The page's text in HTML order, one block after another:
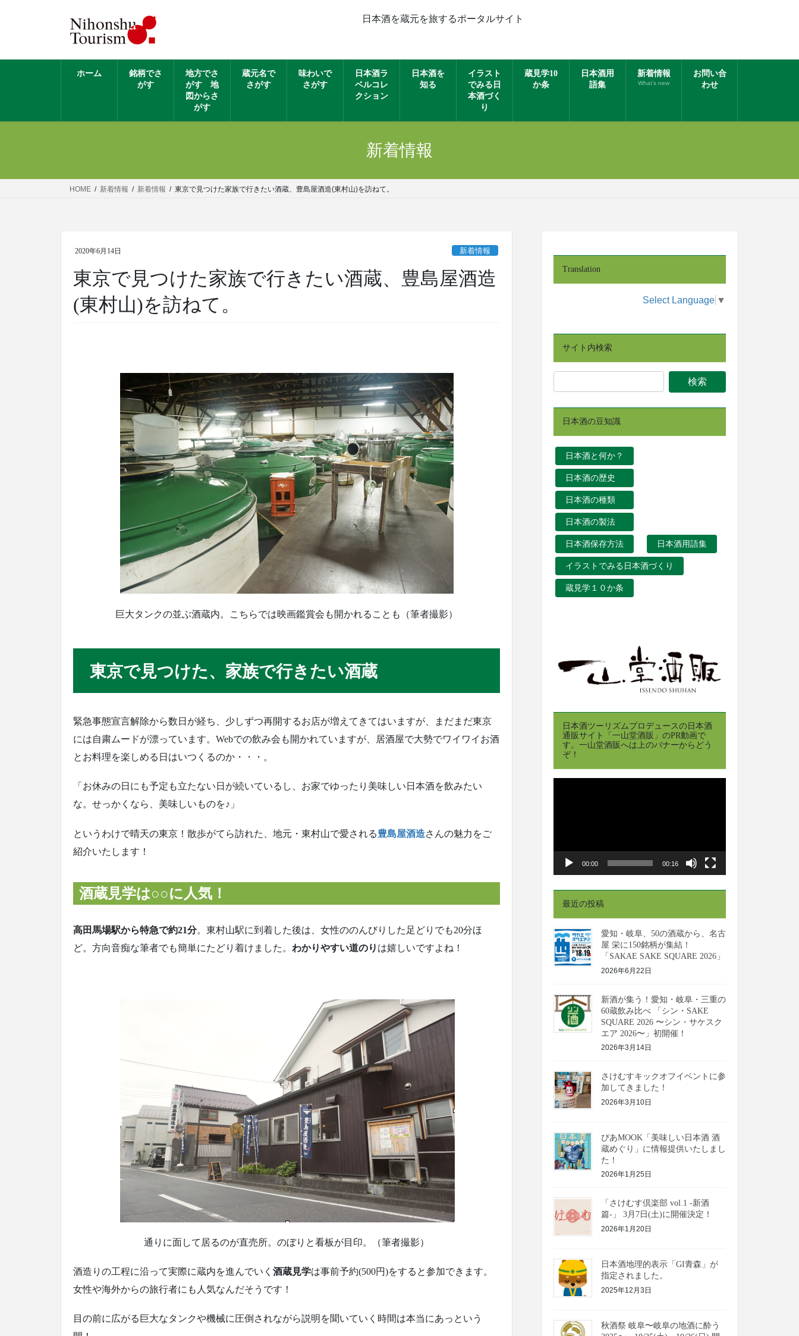
日本酒を蔵元を旅するポータルサイト
ホーム
銘柄でさ
がす
地方でさ
がす 地
図からさ
がす
蔵元名で
さがす
味わいで
さがす
日本酒ラ
ベルコレ
クション
日本酒を
知る
イラスト
でみる日
本酒づく
り
蔵見学10
か条
日本酒用
語集
新着情報
What’s new
お問い合
わせ
新着情報
HOME 新着情報 新着情報 東京で見つけた家族で行きたい酒蔵、豊島屋酒造(東村山)を訪ねて。
2020年6月14日 新着情報
東京で見つけた家族で行きたい酒蔵、豊島屋酒造
(東村山)を訪ねて。
巨大タンクの並ぶ酒蔵内。こちらでは映画鑑賞会も開かれることも（筆者撮影）
東京で見つけた、家族で行きたい酒蔵
緊急事態宣言解除から数日が経ち、少しずつ再開するお店が増えてきてはいますが、まだまだ東京
には自粛ムードが漂っています。Webでの飲み会も開かれていますが、居酒屋で大勢でワイワイお酒
とお料理を楽しめる日はいつくるのか・・・。
「お休みの日にも予定も立たない日が続いているし、お家でゆったり美味しい日本酒を飲みたい
な。せっかくなら、美味しいものを♪」
というわけで晴天の東京！散歩がてら訪れた、地元・東村山で愛される豊島屋酒造さんの魅力をご
紹介いたします！
酒蔵見学は○○に人気！
高田馬場駅から特急で約21分。東村山駅に到着した後は、女性ののんびりした足どりでも20分ほ
ど。方向音痴な筆者でも簡単にたどり着けました。 わかりやすい道のり は嬉しいですよね！
通りに面して居るのが直売所。のぼりと看板が目印。（筆者撮影）
酒造りの工程に沿って実際に蔵内を進んでいく 酒蔵見学は事前予約(500円)をすると参加できます。
女性や海外からの旅行者にも人気なんだそうです！
目の前に広がる巨大なタンクや機械に圧倒されながら説明を聞いていく時間は本当にあっという
Translation
Select Language ▼
サイト内検索
日本酒の豆知識
日本酒と何か？
日本酒の歴史
日本酒の種類
日本酒の製法
日本酒保存方法 日本酒用語集
イラストでみる日本酒づくり
蔵見学１０か条
日本酒ツーリズムプロデュースの日本酒
通販サイト「一山堂酒販」のPR動画で
す。一山堂酒販へは上のバナーからどう
ぞ！
00:00 00:16
最近の投稿
愛知・岐阜、50の酒蔵から、名古
屋 栄に150銘柄が集結！
「SAKAE SAKE SQUARE 2026」
2026年6月22日
新酒が集う！愛知・岐阜・三重の
60蔵飲み比べ 「シン・SAKE
SQUARE 2026 〜シン・サケスク
エア 2026〜」初開催！
2026年3月14日
さけむすキックオフイベントに参
加してきました！
2026年3月10日
ぴあMOOK「美味しい日本酒 酒
蔵めぐり」に情報提供いたしまし
た！
2026年1月25日
「さけむす倶楽部 vol.1 -新酒
篇-」 3月7日(土)に開催決定！
2026年1月20日
日本酒地理的表示「GI青森」が
指定されました。
2025年12月3日
秋酒祭 岐阜〜岐阜の地酒に酔う